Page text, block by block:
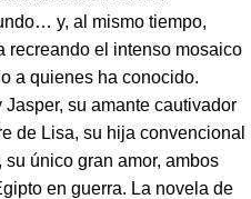
y, al mismo tiempo,
recreando el intenso mosaico
a quienes ha conocido.
su amante cautivador
de Lisa, su hija convencional
su único gran amor, ambos
en guerra. La novela de